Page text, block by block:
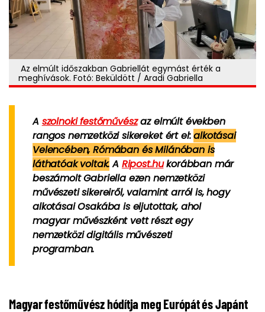
Az elmúlt időszakban Gabriellát egymást érték a
meghívások. Fotó: Beküldött / Aradi Gabriella
A szolnoki festőművészaz elmúlt években
rangos nemzetközi sikereket ért el:alkotásai
Velencében, Rómában és Milánóban is
láthatóak voltak.A Ripost.hukorábban már
beszámolt Gabriella ezen nemzetközi
művészeti sikereiről, valamint arról is, hogy
alkotásai Osakába is eljutottak, ahol
magyar művészként vett részt egy
nemzetközi digitális művészeti
programban.
Magyar festőművész hódítja meg Európát és Japánt